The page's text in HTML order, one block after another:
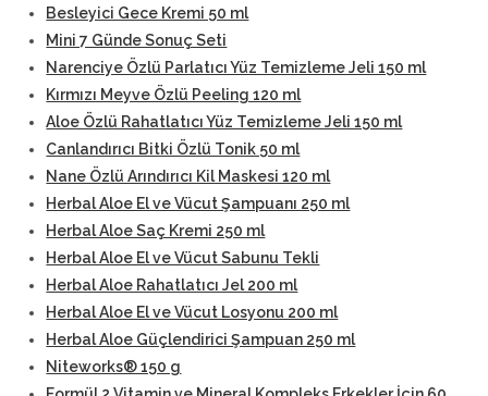
Besleyici Gece Kremi 50 ml
Mini 7 Günde Sonuç Seti
Narenciye Özlü Parlatıcı Yüz Temizleme Jeli 150 ml
Kırmızı Meyve Özlü Peeling 120 ml
Aloe Özlü Rahatlatıcı Yüz Temizleme Jeli 150 ml
Canlandırıcı Bitki Özlü Tonik 50 ml
Nane Özlü Arındırıcı Kil Maskesi 120 ml
Herbal Aloe El ve Vücut Şampuanı 250 ml
Herbal Aloe Saç Kremi 250 ml
Herbal Aloe El ve Vücut Sabunu Tekli
Herbal Aloe Rahatlatıcı Jel 200 ml
Herbal Aloe El ve Vücut Losyonu 200 ml
Herbal Aloe Güçlendirici Şampuan 250 ml
Niteworks® 150 g